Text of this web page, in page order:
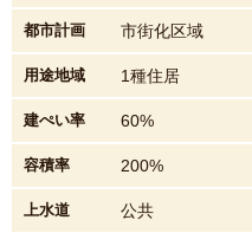
都市計画 市街化区域
用途地域 1種住居
建ぺい率 60%
容積率 200%
上水道 公共